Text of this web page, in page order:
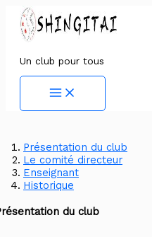
Aller
contenu
Un club pour tous
Main
Menu
Présentation du club
Le comité directeur
Enseignant
Historique
du club